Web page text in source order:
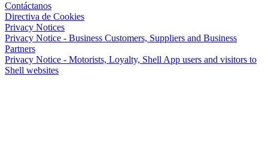
Contáctanos
Directiva de Cookies
Privacy Notices
Privacy Notice - Business Customers, Suppliers and Business
Partners
Privacy Notice - Motorists, Loyalty, Shell App users and visitors to
Shell websites